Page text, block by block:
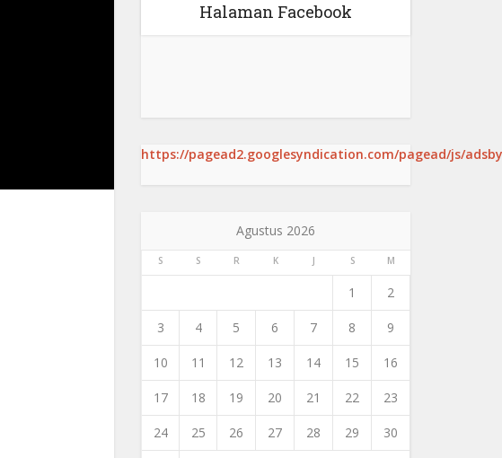
Halaman Facebook
https://pagead2.googlesyndication.com/pagead/js/
Agustus 2026
S S R K J S M
1 2
3 4 5 6 7 8 9
10 11 12 13 14 15 16
17 18 19 20 21 22 23
24 25 26 27 28 29 30